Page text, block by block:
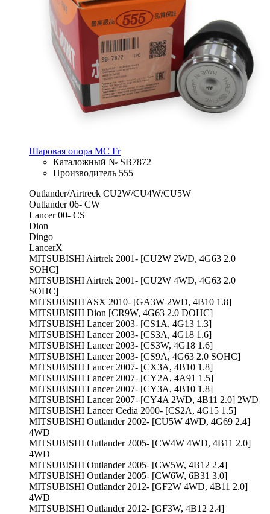
Шаровая опора MC Fr
Каталожный № SB7872
Производитель 555
Outlander/Airtreck CU2W/CU4W/CU5W
Outlander 06- CW
Lancer 00- CS
Dion
Dingo
LanсerX
MITSUBISHI Airtrek 2001- [CU2W 2WD, 4G63 2.0
SOHC]
MITSUBISHI Airtrek 2001- [CU2W 4WD, 4G63 2.0
SOHC]
MITSUBISHI ASX 2010- [GA3W 2WD, 4B10 1.8]
MITSUBISHI Dion [CR9W, 4G63 2.0 DOHC]
MITSUBISHI Lancer 2003- [CS1A, 4G13 1.3]
MITSUBISHI Lancer 2003- [CS3A, 4G18 1.6]
MITSUBISHI Lancer 2003- [CS3W, 4G18 1.6]
MITSUBISHI Lancer 2003- [CS9A, 4G63 2.0 SOHC]
MITSUBISHI Lancer 2007- [CX3A, 4B10 1.8]
MITSUBISHI Lancer 2007- [CY2A, 4A91 1.5]
MITSUBISHI Lancer 2007- [CY3A, 4B10 1.8]
MITSUBISHI Lancer 2007- [CY4A 2WD, 4B11 2.0] 2WD
MITSUBISHI Lancer Cedia 2000- [CS2A, 4G15 1.5]
MITSUBISHI Outlander 2002- [CU5W 4WD, 4G69 2.4]
4WD
MITSUBISHI Outlander 2005- [CW4W 4WD, 4B11 2.0]
4WD
MITSUBISHI Outlander 2005- [CW5W, 4B12 2.4]
MITSUBISHI Outlander 2005- [CW6W, 6B31 3.0]
MITSUBISHI Outlander 2012- [GF2W 4WD, 4B11 2.0]
4WD
MITSUBISHI Outlander 2012- [GF3W, 4B12 2.4]